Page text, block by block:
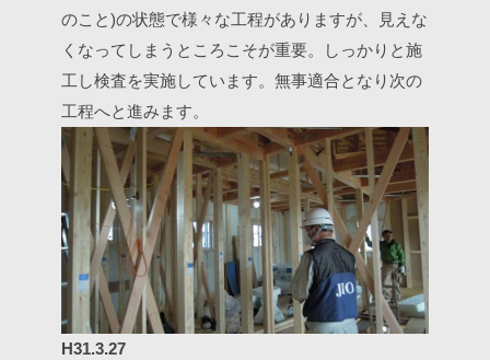
のこと)の状態で様々な工程がありますが、見えな
くなってしまうところこそが重要。しっかりと施
工し検査を実施しています。無事適合となり次の
工程へと進みます。
H31.3.27